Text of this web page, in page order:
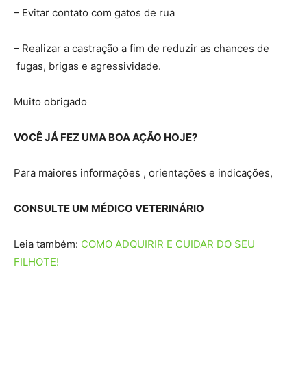
– Evitar contato com gatos de rua
– Realizar a castração a fim de reduzir as chances de
fugas, brigas e agressividade.
Muito obrigado
VOCÊ JÁ FEZ UMA BOA AÇÃO HOJE?
Para maiores informações , orientações e indicações,
CONSULTE UM MÉDICO VETERINÁRIO
Leia também: COMO ADQUIRIR E CUIDAR DO SEU
FILHOTE!